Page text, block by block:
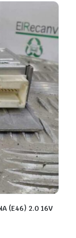
(E46) 2.0 16V